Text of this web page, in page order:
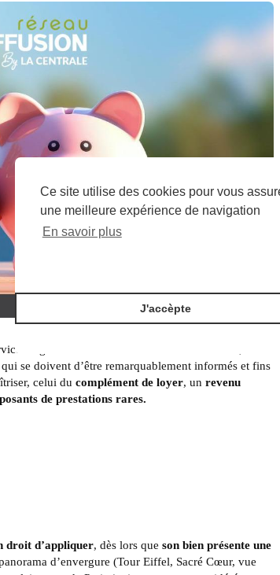
de gestion immobilière. Et dans ce domaine,
qui se doivent d’être remarquablement informés et fins
celui du complément de loyer, un revenu
de prestations rares.
droit d’appliquer, dès lors que son bien présente une
d’envergure (Tour Eiffel, Sacré Cœur, vue
Ce site utilise des cookies pour vous
une meilleure expérience de navigation
En savoir plus
J'accèpte